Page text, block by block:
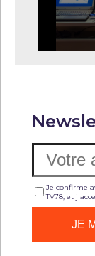
Je confirme
TV78, et